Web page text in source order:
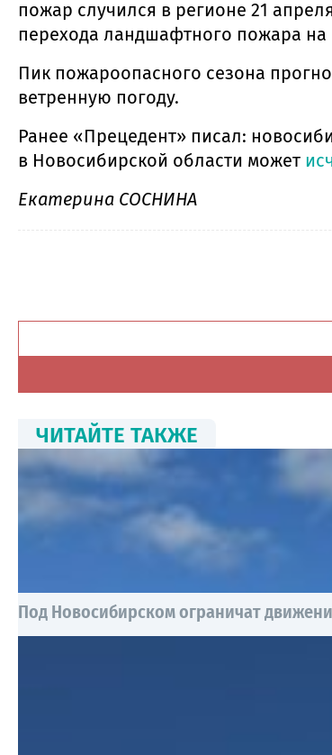
пожар случился в регионе 21
перехода ландшафтного пожара
Пик пожароопасного сезона
ветренную погоду.
Ранее «Прецедент» писал:
в Новосибирской области может
Екатерина СОСНИНА
ЧИТАЙТЕ ТАКЖЕ
Под Новосибирском ограничат